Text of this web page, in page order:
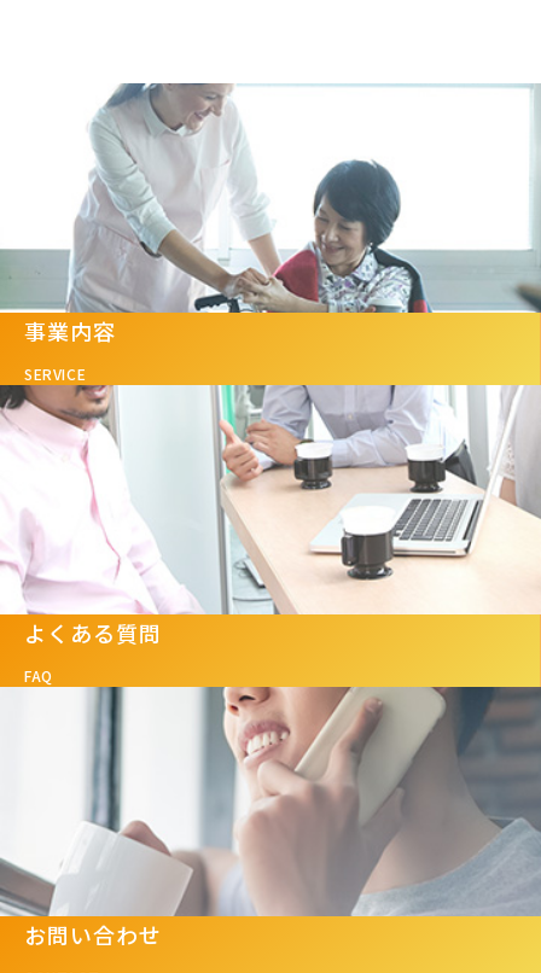
事業内容
SERVICE
よくある質問
FAQ
お問い合わせ